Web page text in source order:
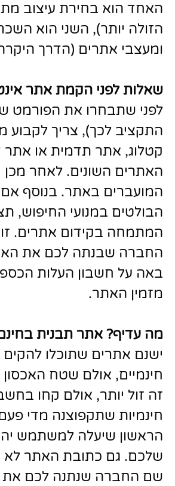
האחד הוא בחירת עיצוב
הזולה יותר), השני הוא
ומעצבי אתרים (הדרך
שאלות לפני הקמת אתר
לפני שתבחרו את הפורמט
התקציב לכך), צריך לקבוע
קטלוג, אתר תדמית או אתר
האתרים השונים. לאחר
המועברים באתר. בנוסף אם
הבולטים במנועי החיפוש,
המתמחה בקידום אתרים.
החברה שבנתה לכם את
באה על חשבון העלות
מזמין האתר.
מה עדיף? אתר תבנית
ישנם אתרים שתוכלו
חינמיים, אולם שטח
זה זול יותר, אולם קחו
חינמיות שתקפוצנה מדי
הראשון שיעלה למשתמש
שלכם. גם כתובת האתר
שם החברה שנתנה לכם את